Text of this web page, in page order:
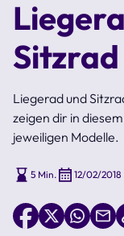
Sitzrad
Liegerad und
zeigen dir in
jeweiligen Modelle.
5 Min. 12/02/2018